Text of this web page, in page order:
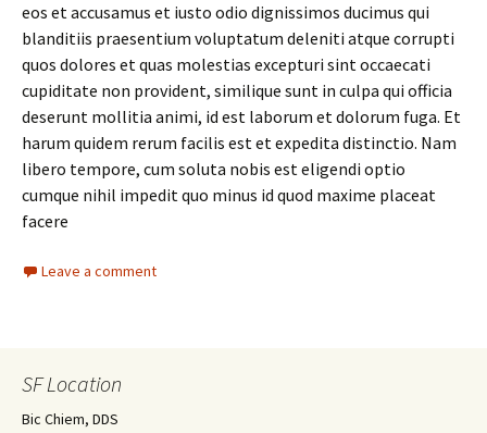
eos et accusamus et iusto odio dignissimos ducimus qui
blanditiis praesentium voluptatum deleniti atque corrupti
quos dolores et quas molestias excepturi sint occaecati
cupiditate non provident, similique sunt in culpa qui officia
deserunt mollitia animi, id est laborum et dolorum fuga. Et
harum quidem rerum facilis est et expedita distinctio. Nam
libero tempore, cum soluta nobis est eligendi optio
cumque nihil impedit quo minus id quod maxime placeat
facere
Leave a comment
SF Location
Bic Chiem, DDS